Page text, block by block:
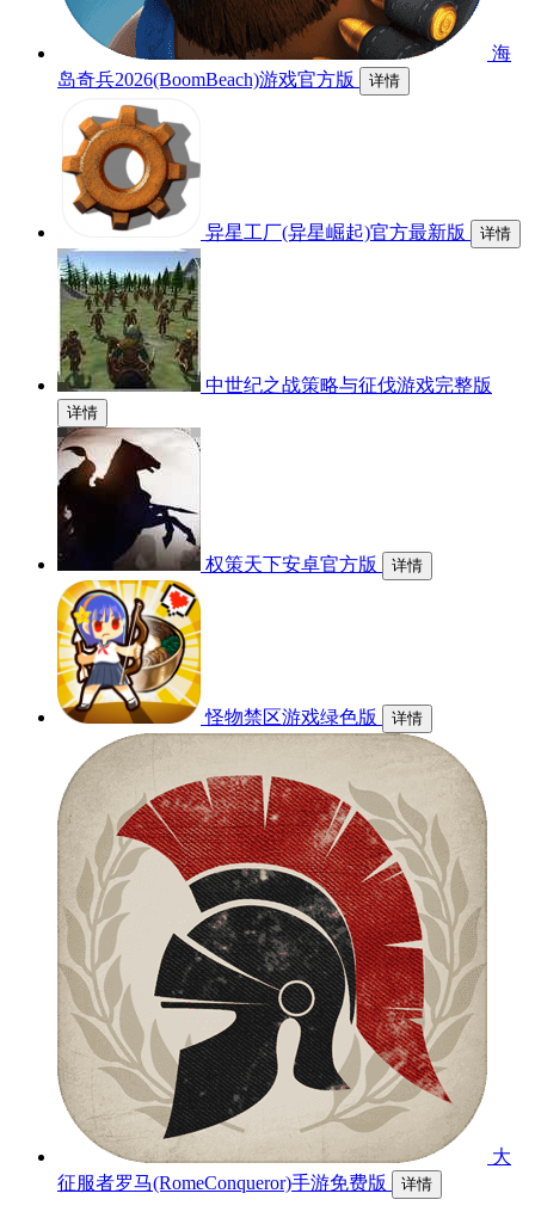
海
岛奇兵2026(BoomBeach)游戏官方版
详情
异星工厂(异星崛起)官方最新版 详情
中世纪之战策略与征伐游戏完整版
详情
权策天下安卓官方版 详情
怪物禁区游戏绿色版 详情
大
征服者罗马(RomeConqueror)手游免费版
详情